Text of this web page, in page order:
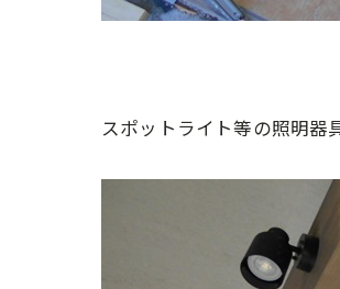
スポットライト等の照明器